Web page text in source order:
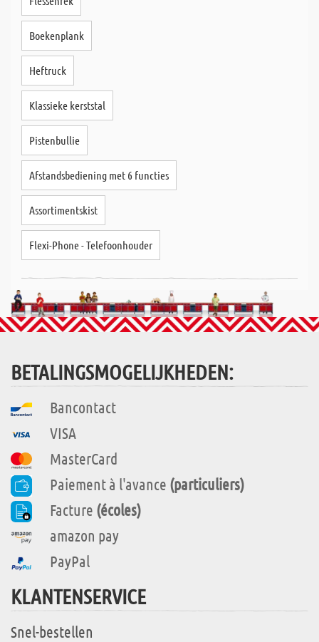
Boekenplank
Heftruck
Klassieke kerststal
Pistenbullie
Afstandsbediening met 6 functies
Assortimentskist
Flexi-Phone - Telefoonhouder
BETALINGSMOGELIJKHEDEN:
Bancontact
VISA
MasterCard
Paiement à l'avance (particuliers)
Facture (écoles)
amazon pay
PayPal
KLANTENSERVICE
Snel-bestellen